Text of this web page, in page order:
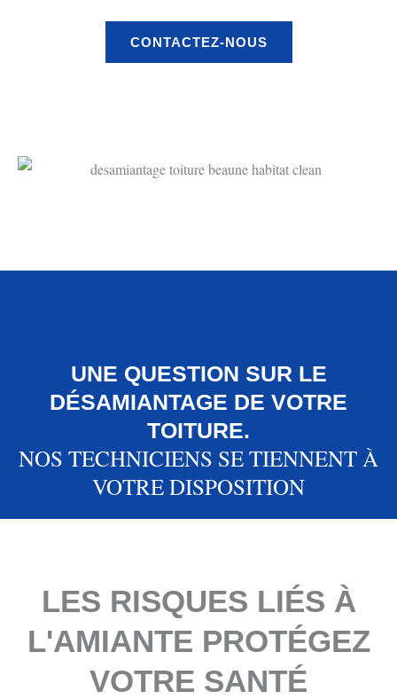
CONTACTEZ-NOUS
UNE QUESTION SUR LE
DÉSAMIANTAGE DE VOTRE
TOITURE.
NOS TECHNICIENS SE TIENNENT À
VOTRE DISPOSITION
LES RISQUES LIÉS À
L'AMIANTE PROTÉGEZ
VOTRE SANTÉ